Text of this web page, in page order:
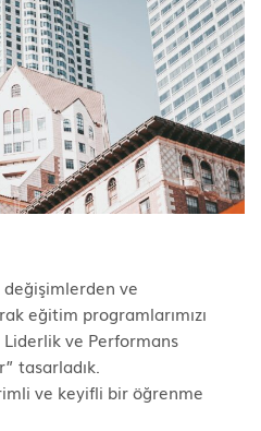
değişimlerden ve
eğitim programlarımızı
ve Performans
tasarladık.
ve keyifli bir öğrenme